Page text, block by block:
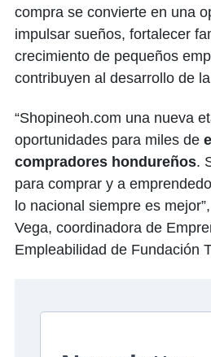
compra se convierte en una
impulsar sueños, fortalecer
crecimiento de pequeños
contribuyen al desarrollo de
“Shopineoh.com una nueva
oportunidades para miles de
compradores hondureños.
para comprar y a
lo nacional siempre es
Vega, coordinadora de
Empleabilidad de Fundación